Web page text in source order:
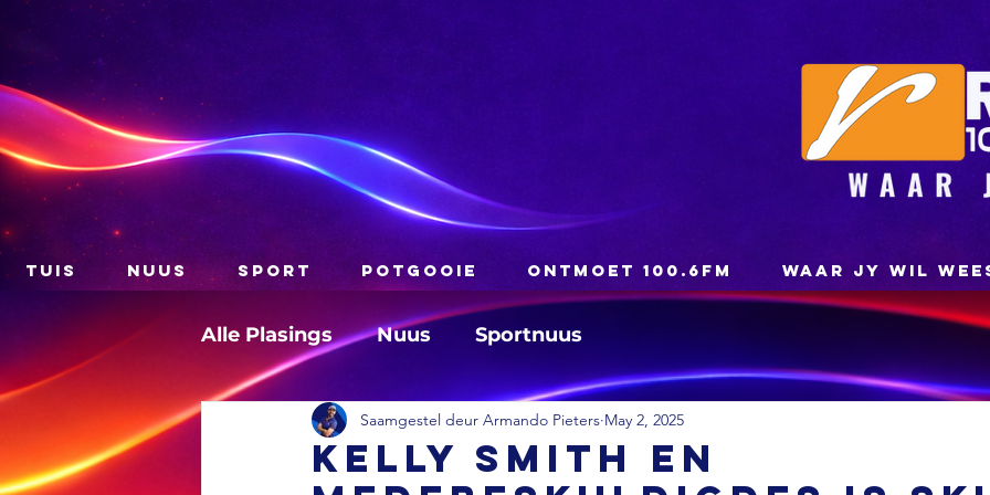
TUIS NUUS SPORT POTGOOIE ONTMOET 100.6FM WAAR JY WIL
Alle Plasings Nuus Sportnuus
Kelly Smith en
Saamgestel deur Armando Pieters May 2, 2025